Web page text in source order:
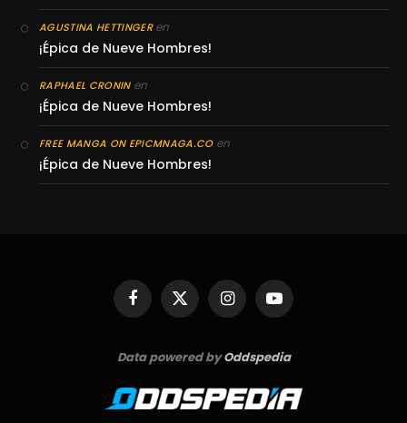
AGUSTINA HETTINGERen
¡Épica de Nueve Hombres!
RAPHAEL CRONINen
¡Épica de Nueve Hombres!
FREE MANGA ON EPICMNAGA.COen
¡Épica de Nueve Hombres!
Facebook
X
(Twitter)
InstagramYouTube
Data powered byOddspedia